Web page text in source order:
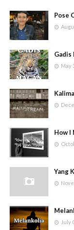
Pose
Gadis
May
How I
Yang
July